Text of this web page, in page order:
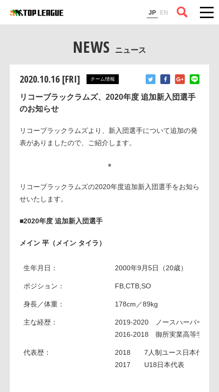
JP EN
コラム
NEWS ニュース
2020.10.16 [FRI] チーム情報
リコーブラックラムズ、2020年度 追加新入団選手
のお知らせ
リコーブラックラムズより、新入団選手について追加の発
表がありましたので、ご紹介します。
●
リコーブラックラムズの2020年度追加新入団選手をお知ら
せいたします。
■2020年度 追加新入団選手
メイン 平（メイン タイラ）
生年月日： 2000年9月5日（20歳）
ポジション： FB,CTB,SO
身長／体重： 178cm／89kg
主な経歴：
2019-2020 ノースハーバーマリ
2016-2018 御所実業高等学校
代表歴：
2018 7人制ユース日本代表
2017 U18日本代表